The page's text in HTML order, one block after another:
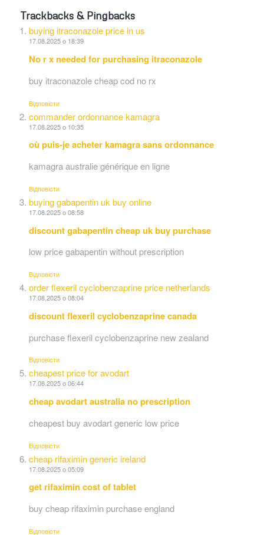
Trackbacks & Pingbacks
buying itraconazole price in us
17.08.2025 о 18:39
No r x needed for purchasing itraconazole
buy itraconazole cheap cod no rx
Відповіcти
commander ordonnance kamagra
17.08.2025 о 10:35
où puis-je acheter kamagra sans ordonnance
kamagra australie générique en ligne
Відповіcти
buying gabapentin uk buy online
17.08.2025 о 08:58
discount gabapentin cheap uk buy purchase
low price gabapentin without prescription
Відповіcти
order flexeril cyclobenzaprine price netherlands
17.08.2025 о 08:04
discount flexeril cyclobenzaprine canada
purchase flexeril cyclobenzaprine new zealand
Відповіcти
cheapest price for avodart
17.08.2025 о 06:44
cheap avodart australia no prescription
cheapest buy avodart generic low price
Відповіcти
cheap rifaximin generic ireland
17.08.2025 о 05:09
get rifaximin cost of tablet
buy cheap rifaximin purchase england
Відповіcти